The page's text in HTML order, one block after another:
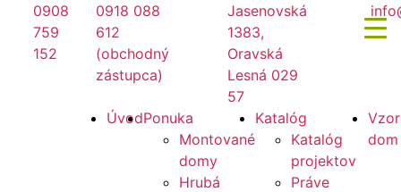
Preskočiť
obsah
0908
759
152
0918 088
612
(obchodný
zástupca)
Jasenovská
1383,
Oravská
Lesná 029
57
Mirano
ÚvodPonuka
Montované
domy
Hrubá
Katalóg
Katalóg
projektov
Práve
dom